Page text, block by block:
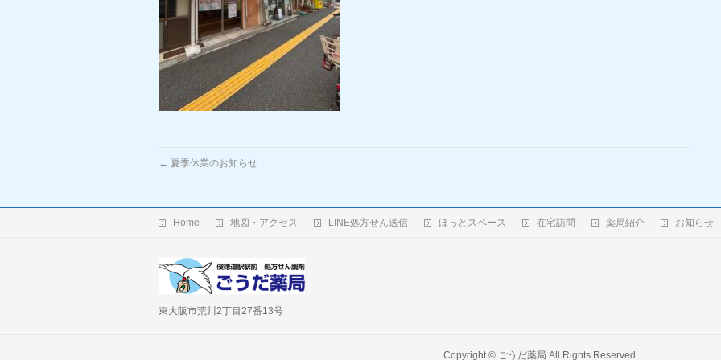
← 夏季休業のお知らせ
Home 地図・アクセス LINE処方せん送信 ほっとスペース 在宅訪問 薬局紹介 お知らせ
東大阪市荒川2丁目27番13号
Copyright © ごうだ薬局 All Rights Reserved.